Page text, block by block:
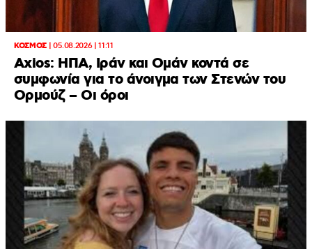
ΚΟΣΜΟΣ| 05.08.2026 | 11:11
Axios: ΗΠΑ, Ιράν και Ομάν κοντά σε
συμφωνία για το άνοιγμα των Στενών του
Ορμούζ – Οι όροι